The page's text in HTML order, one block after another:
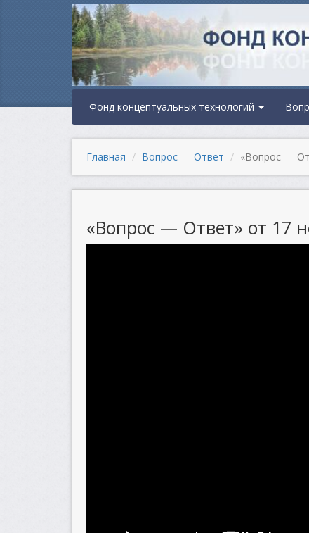
Фонд концептуальных технологий
Главная Вопрос — Ответ «Вопрос —
«Вопрос — Ответ» от 17